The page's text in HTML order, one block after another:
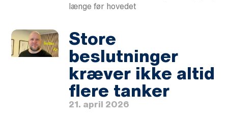
længe før hovedet
Store
beslutninger
kræver ikke altid
flere tanker
21. april 2026